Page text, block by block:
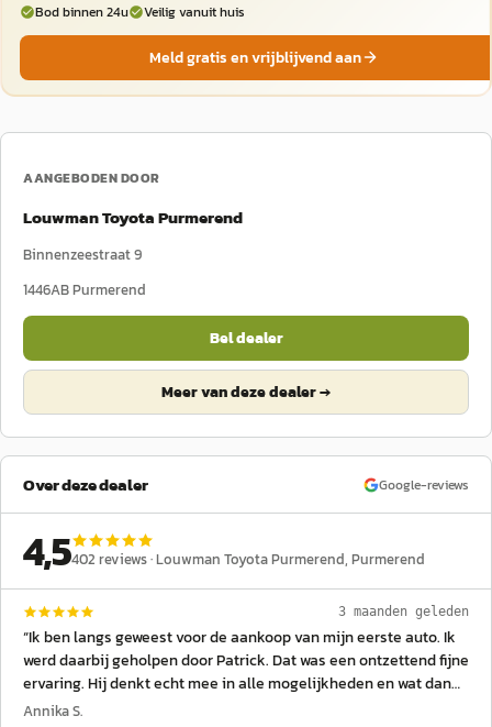
Bod binnen 24u
Veilig vanuit huis
Meld gratis en vrijblijvend aan
AANGEBODEN DOOR
Louwman Toyota Purmerend
Binnenzeestraat 9
1446ABPurmerend
Bel dealer
Meer van deze dealer →
Over deze dealer Google-reviews
4,5402 reviews ·Louwman Toyota Purmerend, Purmerend
3 maanden geleden
“Ik ben langs geweest voor de aankoop van mijn eerste auto. Ik
werd daarbij geholpen door Patrick. Dat was een ontzettend fijne
ervaring. Hij denkt echt mee in alle mogelijkheden en wat dan
het beste bij jou past. Uiteraard ging het om een tweedehands
Annika S.